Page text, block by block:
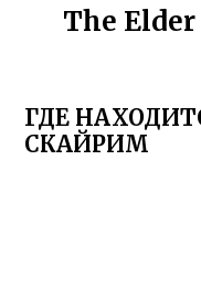
The
ГДЕ
СКАЙРИМ